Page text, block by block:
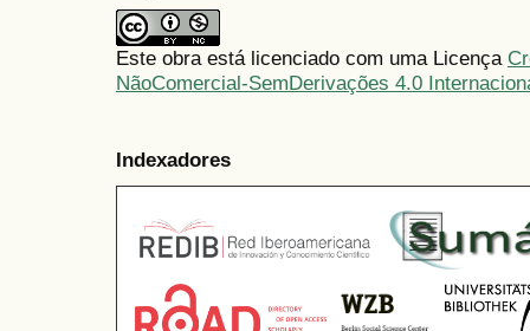
Este obra está licenciado com uma Licença
NãoComercial-SemDerivações 4.0
Indexadores